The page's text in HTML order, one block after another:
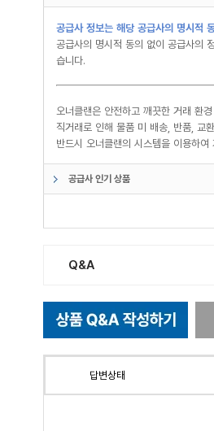
공급사 정보는 해당 공급사의 명시적
공급사의 명시적 동의 없이 공급사의
습니다.
오너클랜은 안전하고 깨끗한 거래 환
직거래로 인해 물품 미 배송, 반품, 교
반드시 오너클랜의 시스템을 이용하
공급사 인기 상품
Q&A
답변상태